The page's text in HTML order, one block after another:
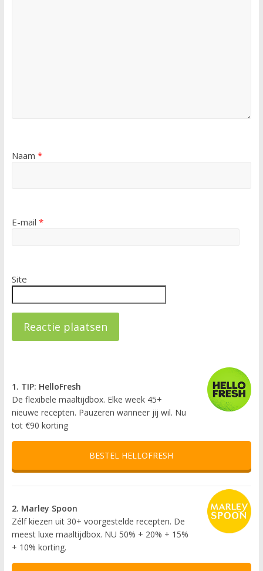
Naam *
E-mail *
Site
1. TIP: HelloFresh
De flexibele maaltijdbox. Elke week 45+
nieuwe recepten. Pauzeren wanneer jij wil. Nu
tot €90 korting
BESTEL HELLOFRESH
2. Marley Spoon
Zélf kiezen uit 30+ voorgestelde recepten. De
meest luxe maaltijdbox. NU 50% + 20% + 15%
+ 10% korting.